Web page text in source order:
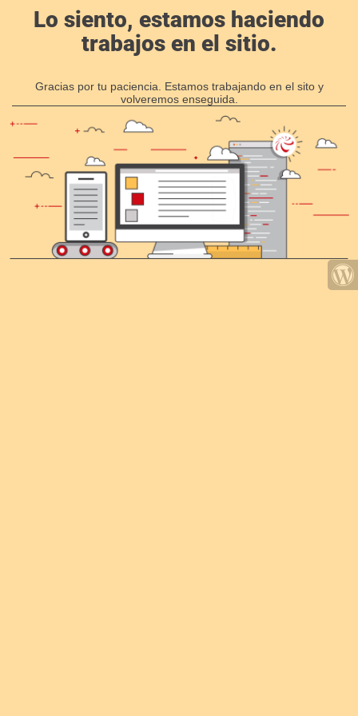
Lo siento, estamos haciendo
trabajos en el sitio.
Gracias por tu paciencia. Estamos trabajando en el sito y
volveremos enseguida.